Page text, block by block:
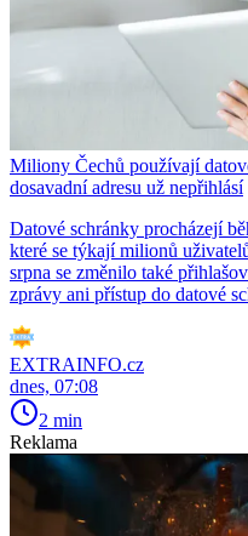
Miliony Čechů používají
dosavadní adresu už nepřihlásí
Datové schránky procházejí
které se týkají milionů
srpna se změnilo také
zprávy ani přístup do datové
EXTRAINFO.cz
dnes, 07:08
2 min
Reklama